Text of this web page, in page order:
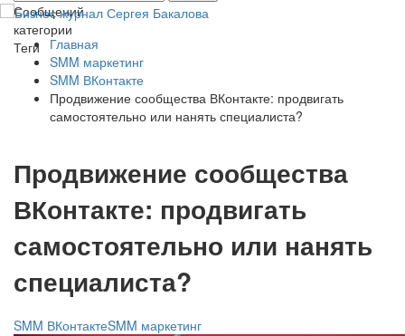
Сообщений
категории
Теги
Главная
SMM маркетинг
SMM ВКонтакте
Продвижение сообщества ВКонтакте: продвигать
самостоятельно или нанять специалиста?
Продвижение сообщества
ВКонтакте: продвигать
самостоятельно или нанять
специалиста?
SMM ВКонтактеSMM маркетинг